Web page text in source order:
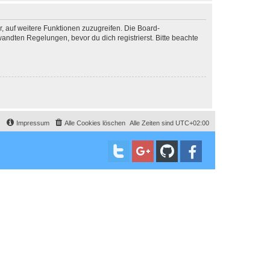
auf weitere Funktionen zuzugreifen. Die Board-
Regelungen, bevor du dich registrierst. Bitte beachte
Alle Zeiten sind UTC+02:00
Alle Cookies löschen
Impressum